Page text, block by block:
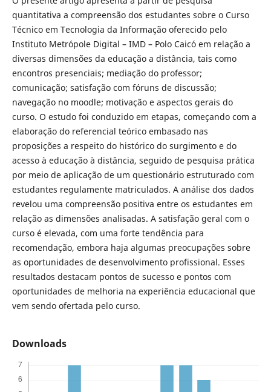
quantitativa a compreensão dos estudantes sobre o Curso
Técnico em Tecnologia da Informação oferecido pelo
Instituto Metrópole Digital – IMD – Polo Caicó em relação a
diversas dimensões da educação a distância, tais como
encontros presenciais; mediação do professor;
comunicação; satisfação com fóruns de discussão;
navegação no moodle; motivação e aspectos gerais do
curso. O estudo foi conduzido em etapas, começando com a
elaboração do referencial teórico embasado nas
proposições a respeito do histórico do surgimento e do
acesso à educação à distância, seguido de pesquisa prática
por meio de aplicação de um questionário estruturado com
estudantes regulamente matriculados. A análise dos dados
revelou uma compreensão positiva entre os estudantes em
relação as dimensões analisadas. A satisfação geral com o
curso é elevada, com uma forte tendência para
recomendação, embora haja algumas preocupações sobre
as oportunidades de desenvolvimento profissional. Esses
resultados destacam pontos de sucesso e pontos com
oportunidades de melhoria na experiência educacional que
vem sendo ofertada pelo curso.
Downloads